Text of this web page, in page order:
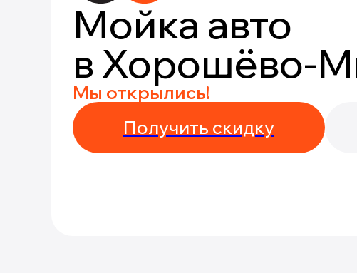
Мойка авто
в Хорошёво-
Мы открылись!
Получить скидку